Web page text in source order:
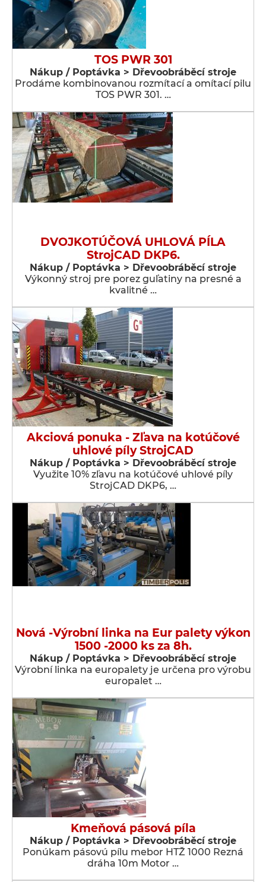
TOS PWR 301
Nákup / Poptávka > Dřevoobráběcí stroje
Prodáme kombinovanou rozmítací a omítací pilu
TOS PWR 301. …
DVOJKOTÚČOVÁ UHLOVÁ PÍLA
StrojCAD DKP6.
Nákup / Poptávka > Dřevoobráběcí stroje
Výkonný stroj pre porez guľatiny na presné a
kvalitné …
Akciová ponuka - Zľava na kotúčové
uhlové píly StrojCAD
Nákup / Poptávka > Dřevoobráběcí stroje
Využite 10% zľavu na kotúčové uhlové píly
StrojCAD DKP6, …
Nová -Výrobní linka na Eur palety výkon
1500 -2000 ks za 8h.
Nákup / Poptávka > Dřevoobráběcí stroje
Výrobní linka na europalety je určena pro výrobu
europalet …
Kmeňová pásová píla
Nákup / Poptávka > Dřevoobráběcí stroje
Ponúkam pásovú pílu mebor HTŽ 1000 Rezná
dráha 10m Motor …